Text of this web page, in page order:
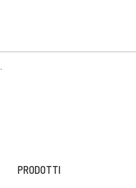
PRODOTTI